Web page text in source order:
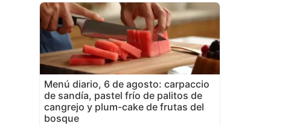
Menú diario, 6 de agosto: carpaccio
de sandía, pastel frío de palitos de
cangrejo y plum-cake de frutas del
bosque